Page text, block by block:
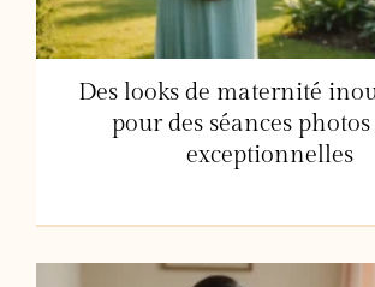
Des looks de maternité
pour des séances photos
exceptionnelles